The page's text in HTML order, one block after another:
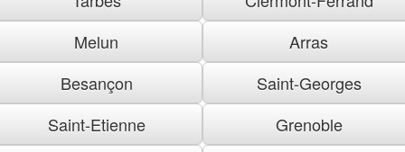
Melun
Arras
Besançon
Saint-Georges
Saint-Etienne
Grenoble